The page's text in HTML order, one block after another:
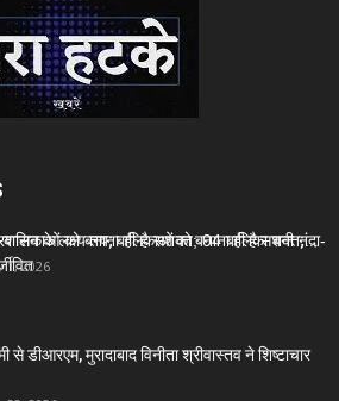
के लक्ष्य तय; बालिकाओं को बनाना ही है सशक्त;...
1, 2026
से डीआरएम, मुरादाबाद विनीता श्रीवास्तव ने शिष्टाचार